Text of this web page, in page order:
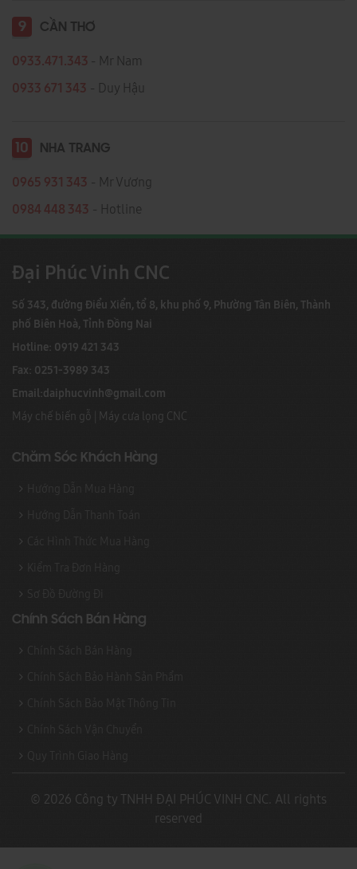
9 CẦN THƠ
0933.471.343 - Mr Nam
0933 671 343 - Duy Hậu
10 NHA TRANG
0965 931 343 - Mr Vương
0984 448 343 - Hotline
Đại Phúc Vinh CNC
Số 343, đường Điểu Xiển, tổ 8, khu phố 9, Phường Tân Biên, Thành
phố Biên Hoà, Tỉnh Đồng Nai
Hotline: 0919 421 343
Fax: 0251-3989 343
Email:daiphucvinh@gmail.com
Máy chế biến gỗ Máy cưa lọng CNC
Chăm Sóc Khách Hàng
Chính Sách Bán Hàng
© 2026 Công ty TNHH ĐẠI PHÚC VINH CNC. All rights
reserved